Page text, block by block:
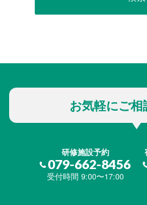
お気軽にご
研修施設予約
079-662-8456
受付時間 9:00〜17:00